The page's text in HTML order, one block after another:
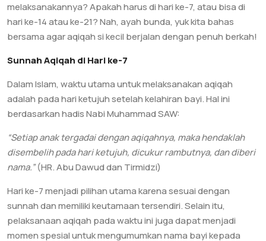
melaksanakannya? Apakah harus di hari ke-7, atau bisa di
hari ke-14 atau ke-21? Nah, ayah bunda, yuk kita bahas
bersama agar aqiqah si kecil berjalan dengan penuh berkah!
Sunnah Aqiqah di Hari ke-7
Dalam Islam, waktu utama untuk melaksanakan aqiqah
adalah pada hari ketujuh setelah kelahiran bayi. Hal ini
berdasarkan hadis Nabi Muhammad SAW:
“Setiap anak tergadai dengan aqiqahnya, maka hendaklah
disembelih pada hari ketujuh, dicukur rambutnya, dan diberi
nama.”(HR. Abu Dawud dan Tirmidzi)
Hari ke-7 menjadi pilihan utama karena sesuai dengan
sunnah dan memiliki keutamaan tersendiri. Selain itu,
pelaksanaan aqiqah pada waktu ini juga dapat menjadi
momen spesial untuk mengumumkan nama bayi kepada